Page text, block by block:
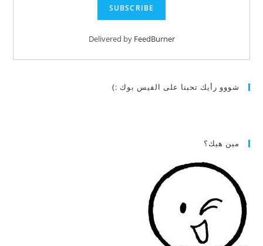
Delivered by FeedBurner
شووو رأيك تحبنا على الفيس بوك :)
مين هيك؟